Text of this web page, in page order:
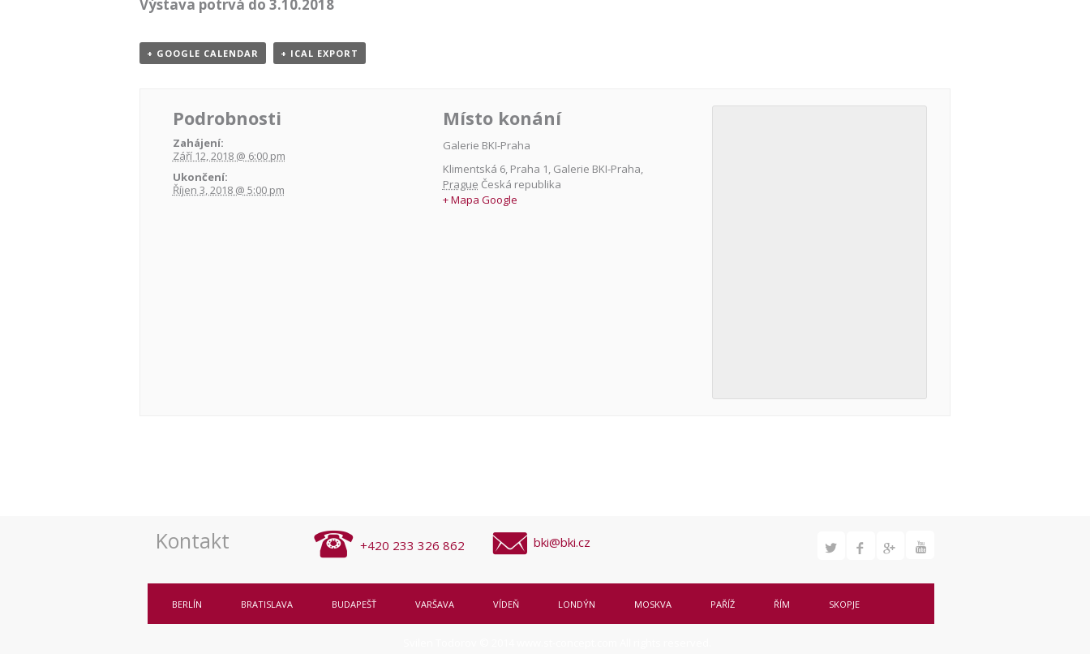
Výstava potrvá do 3.10.2018
+ GOOGLE CALENDAR + ICAL EXPORT
Podrobnosti
Zahájení:
Září 12, 2018 @ 6:00 pm
Ukončení:
Říjen 3, 2018 @ 5:00 pm
Místo konání
Galerie BKI-Praha
Klimentská 6, Praha 1, Galerie BKI-Praha,
Prague Česká republika
+ Mapa Google
Kontakt +420 233 326 862 bki@bki.cz
BERLÍN BRATISLAVA BUDAPEŠŤ VARŠAVA VÍDEŇ LONDÝN MOSKVA PAŘÍŽ ŘÍM SKOPJE